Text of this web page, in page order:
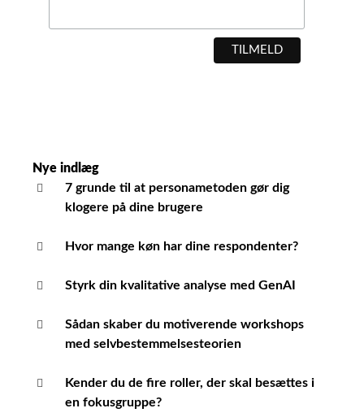
Nye indlæg
7 grunde til at personametoden gør dig
klogere på dine brugere
Hvor mange køn har dine respondenter?
Styrk din kvalitative analyse med GenAI
Sådan skaber du motiverende workshops
med selvbestemmelsesteorien
Kender du de fire roller, der skal besættes i
en fokusgruppe?